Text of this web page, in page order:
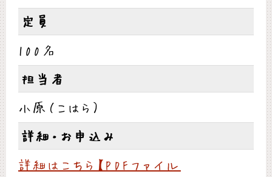
定員
100名
担当者
小原（こはら）
詳細・お申込み
詳細はこちら【PDFファイル